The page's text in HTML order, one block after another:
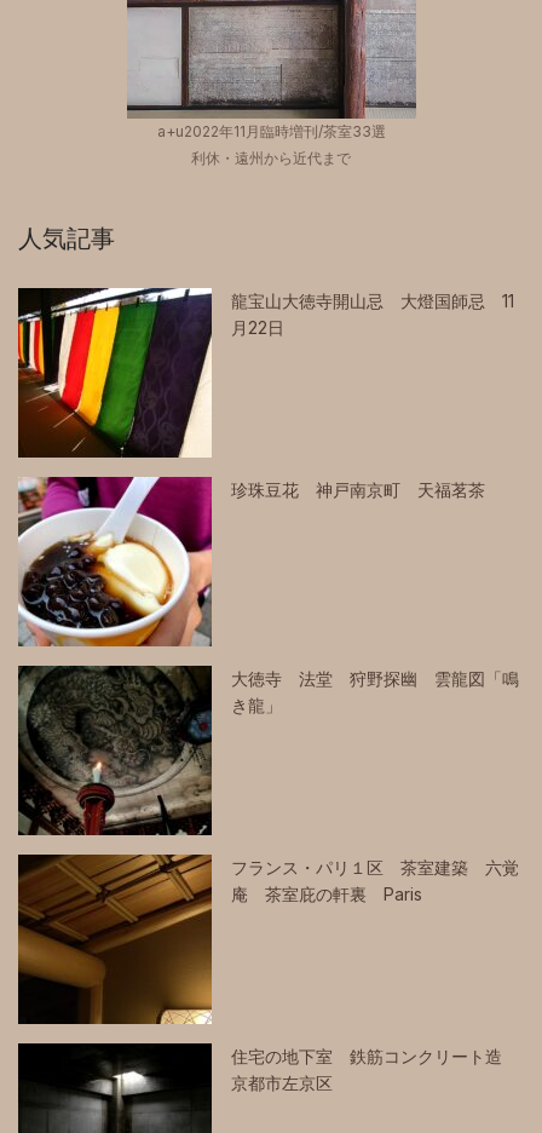
a+u2022年11月臨時増刊/茶室33選
利休・遠州から近代まで
人気記事
龍宝山大徳寺開山忌 大燈国師忌 11
月22日
珍珠豆花 神戸南京町 天福茗茶
大徳寺 法堂 狩野探幽 雲龍図「鳴
き龍」
フランス・パリ１区 茶室建築 六覚
庵 茶室庇の軒裏 Paris
住宅の地下室 鉄筋コンクリート造
京都市左京区